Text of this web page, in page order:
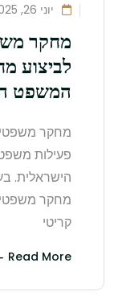
יוני 26, 2025
מחקר
לביצוע
המשפט
מחקר משפטי
פעילות
הישראלית.
מחקר משפטי
קריטי
Read More